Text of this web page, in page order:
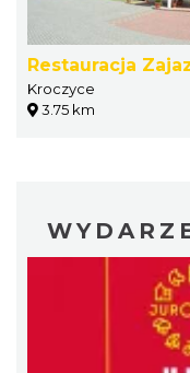
Restauracja
Kroczyce
3.75 km